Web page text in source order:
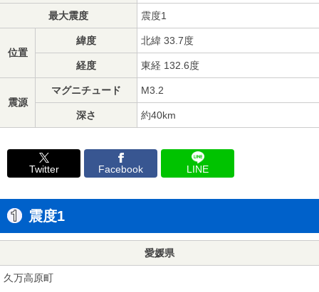
最大震度 震度1
位置
緯度 北緯 33.7度
経度 東経 132.6度
震源
マグニチュード M3.2
深さ 約40km
Twitter Facebook LINE
震度1
愛媛県
久万高原町